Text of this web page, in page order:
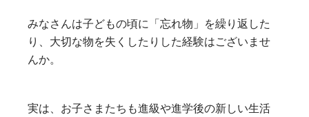
みなさんは子どもの頃に「忘れ物」を繰り返した
り、大切な物を失くしたりした経験はございませ
んか。
実は、お子さまたちも進級や進学後の新しい生活